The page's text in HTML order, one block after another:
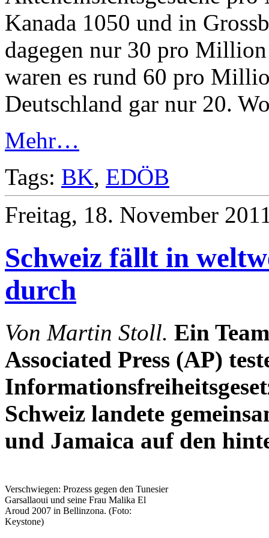
Kanada 1050 und in
dagegen nur 30 pro
waren es rund 60 pro
Deutschland gar nur 20.
Mehr…
Tags: BK, EDÖB
Freitag, 18. November
Schweiz fällt in
durch
Von Martin Stoll. Ein
Associated Press (AP)
Schweiz landete
und Jamaica auf den
Verschwiegen: Prozess gegen den Tunesier
Garsallaoui und seine Frau Malika El
Aroud 2007 in Bellinzona. (Foto:
Keystone)